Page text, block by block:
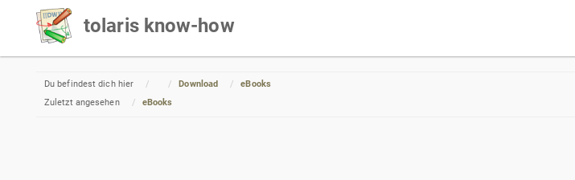
tolaris know-how
Du befindest dich hier HomeDownload
eBooks
Zuletzt angesehen
eBooks